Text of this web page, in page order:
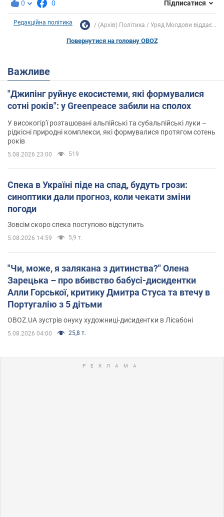
0 0 Підписатися
Редакційна політика (Архів) Політика Уряд Молдови віддає...
Повернутися на головну OBOZ
Важливе
"Джипінг руйнує екосистеми, які формувалися
сотні років": у Greenpeace забили на сполох
У високогір'ї розташовані альпійські та субальпійські луки –
рідкісні природні комплекси, які формувалися протягом сотень
років
5.08.2026 23:00 519
Спека в Україні піде на спад, будуть грози:
синоптики дали прогноз, коли чекати зміни
погоди
Зовсім скоро спека поступово відступить
5.08.2026 14:59 5,9 т.
"Чи, може, я залякана з дитинства?" Олена
Зарецька – про вбивство бабусі-дисидентки
Алли Горської, критику Дмитра Стуса та втечу в
Португалію з 5 дітьми
OBOZ.UA зустрів онуку художниці-дисидентки в Лісабоні
5.08.2026 04:00 25,8 т.